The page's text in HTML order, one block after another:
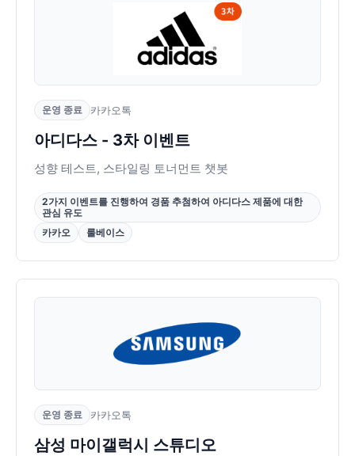
운영 종료 카카오톡
아디다스 - 3차 이벤트
성향 테스트, 스타일링 토너먼트 챗봇
2가지 이벤트를 진행하여 경품 추첨하여 아디다스 제품에 대한
관심 유도
카카오
룰베이스
운영 종료 카카오톡
삼성 마이갤럭시 스튜디오